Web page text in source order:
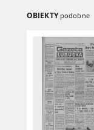
OBIEKTY podobne